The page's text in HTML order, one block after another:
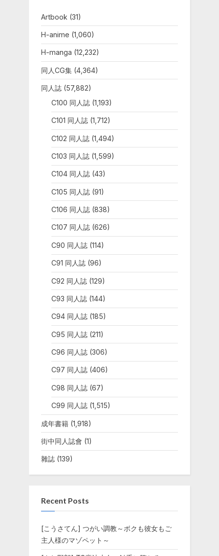
Artbook (31)
H-anime (1,060)
H-manga (12,232)
同人CG集 (4,364)
同人誌 (57,882)
C100 同人誌 (1,193)
C101 同人誌 (1,712)
C102 同人誌 (1,494)
C103 同人誌 (1,599)
C104 同人誌 (43)
C105 同人誌 (91)
C106 同人誌 (838)
C107 同人誌 (626)
C90 同人誌 (114)
C91 同人誌 (96)
C92 同人誌 (129)
C93 同人誌 (144)
C94 同人誌 (185)
C95 同人誌 (211)
C96 同人誌 (306)
C97 同人誌 (406)
C98 同人誌 (67)
C99 同人誌 (1,515)
成年書籍 (1,918)
街中同人誌會 (1)
雜誌 (139)
Recent Posts
[こうさてん] つがい調教～ボクも彼女もご
主人様のマゾペット～